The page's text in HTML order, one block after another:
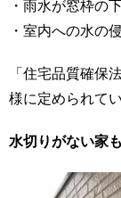
・雨水が窓枠の
・室内への水の
「住宅品質確保
様に定められてい
水切りがない家